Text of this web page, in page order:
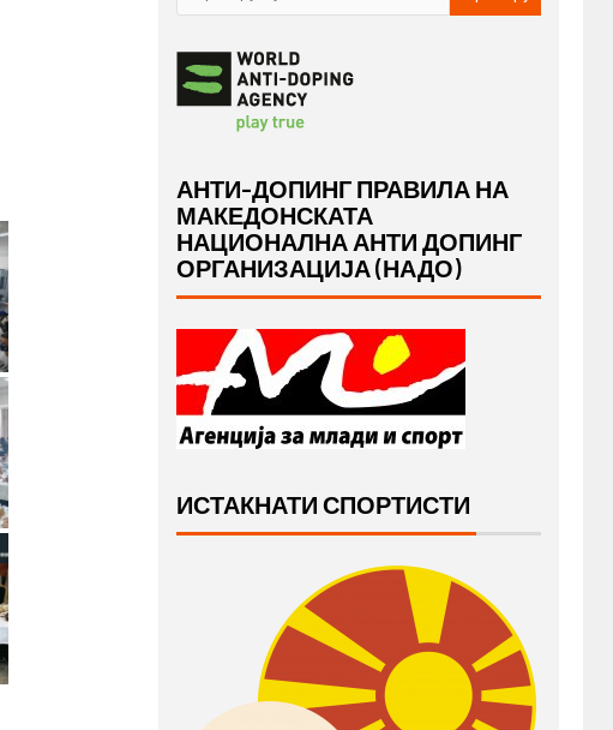
АНТИ-ДОПИНГ ПРАВИЛА НА
МАКЕДОНСКАТА
НАЦИОНАЛНА АНТИ ДОПИНГ
ОРГАНИЗАЦИЈА (НАДО)
ИСТАКНАТИ СПОРТИСТИ